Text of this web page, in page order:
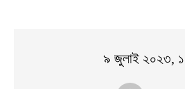
৯ জুলাই ২০২৩,